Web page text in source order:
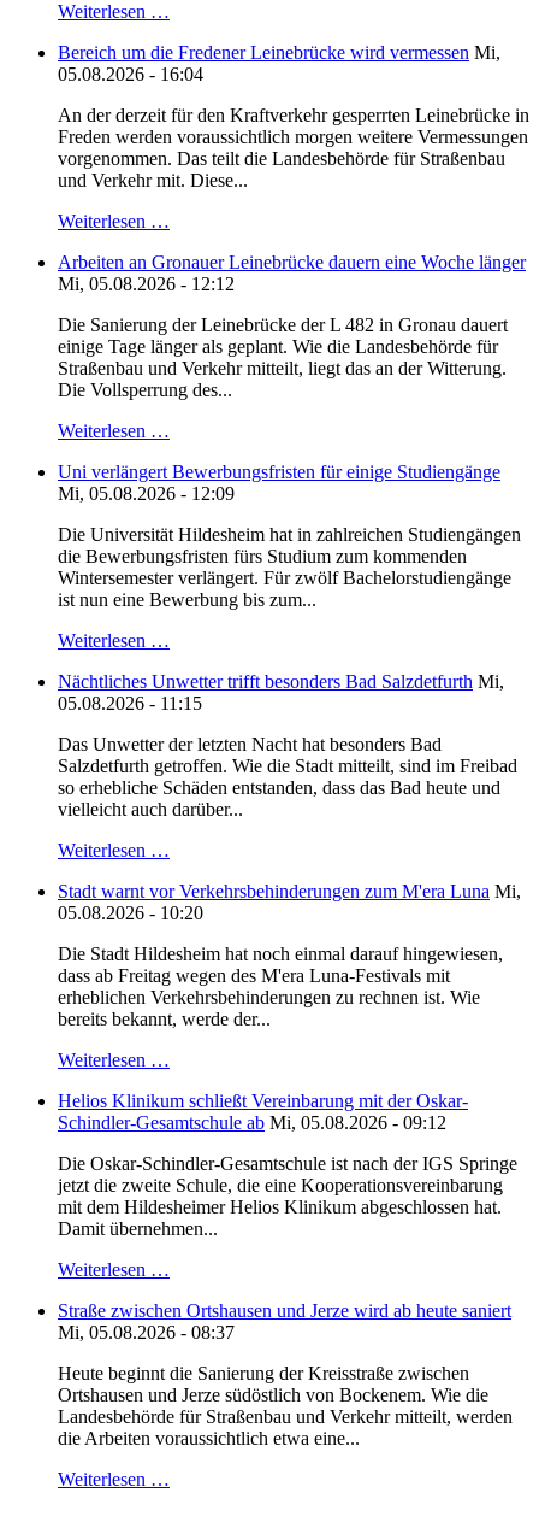
Weiterlesen …
Bereich um die Fredener Leinebrücke wird vermessen Mi,
05.08.2026 - 16:04
An der derzeit für den Kraftverkehr gesperrten Leinebrücke in
Freden werden voraussichtlich morgen weitere Vermessungen
vorgenommen. Das teilt die Landesbehörde für Straßenbau
und Verkehr mit. Diese...
Weiterlesen …
Arbeiten an Gronauer Leinebrücke dauern eine Woche länger
Mi, 05.08.2026 - 12:12
Die Sanierung der Leinebrücke der L 482 in Gronau dauert
einige Tage länger als geplant. Wie die Landesbehörde für
Straßenbau und Verkehr mitteilt, liegt das an der Witterung.
Die Vollsperrung des...
Weiterlesen …
Uni verlängert Bewerbungsfristen für einige Studiengänge
Mi, 05.08.2026 - 12:09
Die Universität Hildesheim hat in zahlreichen Studiengängen
die Bewerbungsfristen fürs Studium zum kommenden
Wintersemester verlängert. Für zwölf Bachelorstudiengänge
ist nun eine Bewerbung bis zum...
Weiterlesen …
Nächtliches Unwetter trifft besonders Bad Salzdetfurth Mi,
05.08.2026 - 11:15
Das Unwetter der letzten Nacht hat besonders Bad
Salzdetfurth getroffen. Wie die Stadt mitteilt, sind im Freibad
so erhebliche Schäden entstanden, dass das Bad heute und
vielleicht auch darüber...
Weiterlesen …
Stadt warnt vor Verkehrsbehinderungen zum M'era Luna Mi,
05.08.2026 - 10:20
Die Stadt Hildesheim hat noch einmal darauf hingewiesen,
dass ab Freitag wegen des M'era Luna-Festivals mit
erheblichen Verkehrsbehinderungen zu rechnen ist. Wie
bereits bekannt, werde der...
Weiterlesen …
Helios Klinikum schließt Vereinbarung mit der Oskar-
Schindler-Gesamtschule ab Mi, 05.08.2026 - 09:12
Die Oskar-Schindler-Gesamtschule ist nach der IGS Springe
jetzt die zweite Schule, die eine Kooperationsvereinbarung
mit dem Hildesheimer Helios Klinikum abgeschlossen hat.
Damit übernehmen...
Weiterlesen …
Straße zwischen Ortshausen und Jerze wird ab heute saniert
Mi, 05.08.2026 - 08:37
Heute beginnt die Sanierung der Kreisstraße zwischen
Ortshausen und Jerze südöstlich von Bockenem. Wie die
Landesbehörde für Straßenbau und Verkehr mitteilt, werden
die Arbeiten voraussichtlich etwa eine...
Weiterlesen …